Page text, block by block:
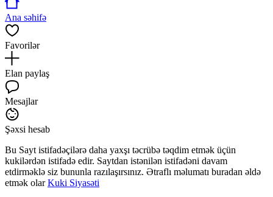
Ana səhifə
Favorilər
Elan paylaş
Mesajlar
Şəxsi hesab
Bu Sayt istifadəçilərə daha yaxşı təcrübə təqdim etmək üçün
kukilərdən istifadə edir. Saytdan istənilən istifadəni davam
etdirməklə siz bununla razılaşırsınız. Ətraflı məlumatı buradan əldə
etmək olarKuki Siyasəti